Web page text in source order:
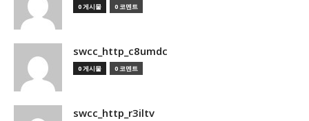
0 게시물 0 코멘트
swcc_http_c8umdc
0 게시물 0 코멘트
swcc_http_r3iltv